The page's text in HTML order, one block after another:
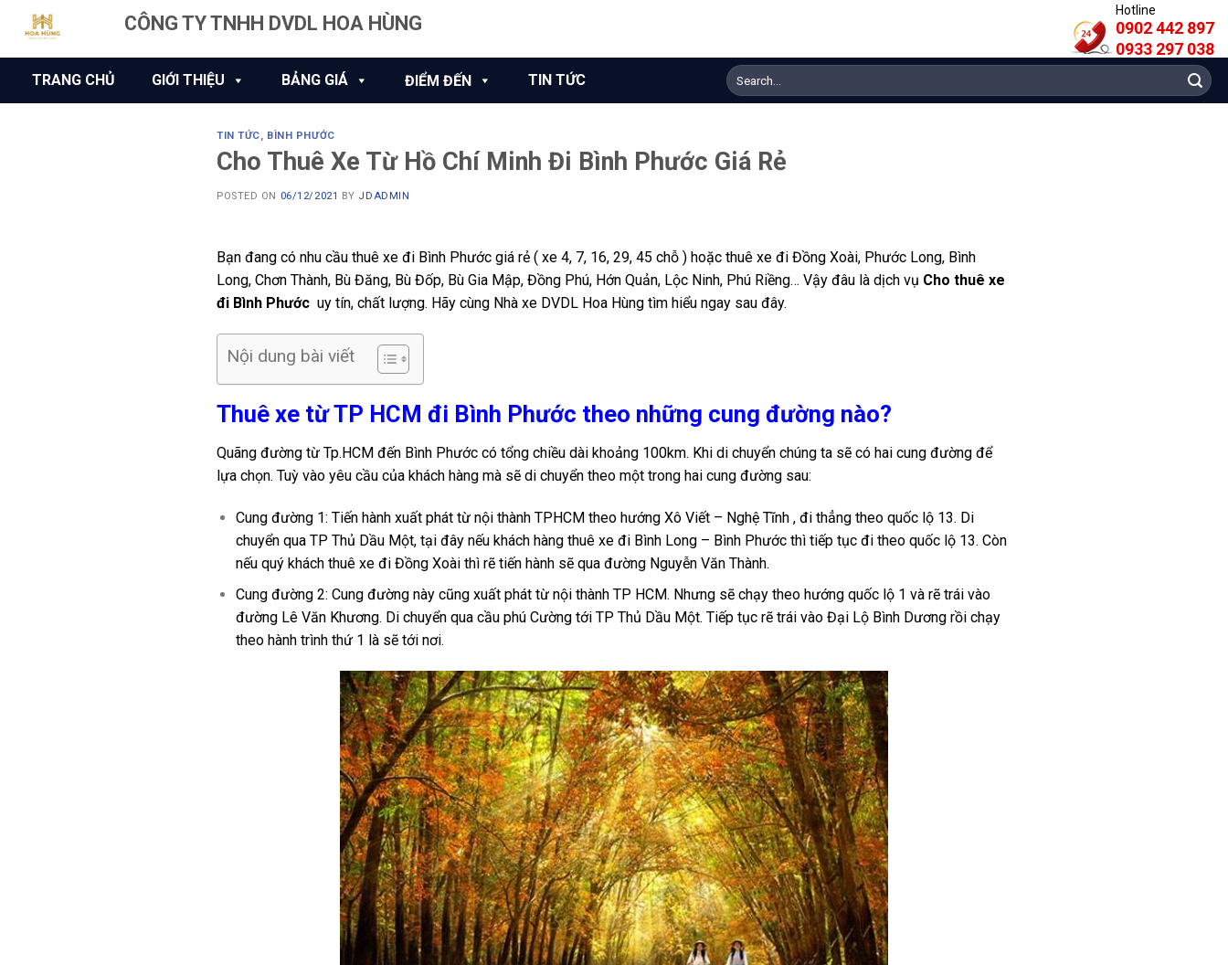
content
CÔNG TY TNHH DVDL HOA HÙNG
Hotline
0902 442 897
0933 297 038
TRANG CHỦ GIỚI THIỆU BẢNG GIÁ ĐIỂM ĐẾN TIN TỨC
TIN TỨC, BÌNH PHƯỚC
Cho Thuê Xe Từ Hồ Chí Minh Đi Bình Phước Giá Rẻ
POSTED ON 06/12/2021 BY JDADMIN
Bạn đang có nhu cầu thuê xe đi Bình Phước giá rẻ ( xe 4, 7, 16, 29, 45 chỗ ) hoặc thuê xe đi Đồng Xoài, Phước Long, Bình
Long, Chơn Thành, Bù Đăng, Bù Đốp, Bù Gia Mập, Đồng Phú, Hớn Quản, Lộc Ninh, Phú Riềng… Vậy đâu là dịch vụ Cho thuê xe
đi Bình Phước uy tín, chất lượng. Hãy cùng Nhà xe DVDL Hoa Hùng tìm hiểu ngay sau đây.
Nội dung bài viết
Thuê xe từ TP HCM đi Bình Phước theo những cung đường nào?
Quãng đường từ Tp.HCM đến Bình Phước có tổng chiều dài khoảng 100km. Khi di chuyển chúng ta sẽ có hai cung đường để
lựa chọn. Tuỳ vào yêu cầu của khách hàng mà sẽ di chuyển theo một trong hai cung đường sau:
Cung đường 1: Tiến hành xuất phát từ nội thành TPHCM theo hướng Xô Viết – Nghệ Tĩnh , đi thẳng theo quốc lộ 13. Di
chuyển qua TP Thủ Dầu Một, tại đây nếu khách hàng thuê xe đi Bình Long – Bình Phước thì tiếp tục đi theo quốc lộ 13. Còn
nếu quý khách thuê xe đi Đồng Xoài thì rẽ tiến hành sẽ qua đường Nguyễn Văn Thành.
Cung đường 2: Cung đường này cũng xuất phát từ nội thành TP HCM. Nhưng sẽ chạy theo hướng quốc lộ 1 và rẽ trái vào
đường Lê Văn Khương. Di chuyển qua cầu phú Cường tới TP Thủ Dầu Một. Tiếp tục rẽ trái vào Đại Lộ Bình Dương rồi chạy
theo hành trình thứ 1 là sẽ tới nơi.